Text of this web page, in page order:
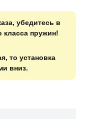
убедитесь в
класса пружин!
то установка
вниз.